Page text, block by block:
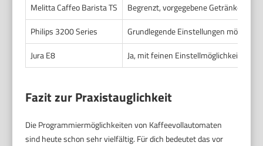
Melitta Caffeo Barista TS
Begrenzt, vorgegebene Getränke
Philips 3200 Series
Grundlegende Einstellungen möglich
Jura E8
Ja, mit feinen Einstellmöglichkeiten
Fazit zur Praxistauglichkeit
Die Programmiermöglichkeiten von Kaffeevollautomaten
sind heute schon sehr vielfältig. Für dich bedeutet das vor